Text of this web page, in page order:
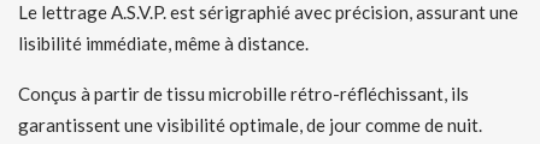
Le lettrage A.S.V.P. est sérigraphié avec précision, assurant une
lisibilité immédiate, même à distance.
Conçus à partir de tissu microbille rétro-réfléchissant, ils
garantissent une visibilité optimale, de jour comme de nuit.